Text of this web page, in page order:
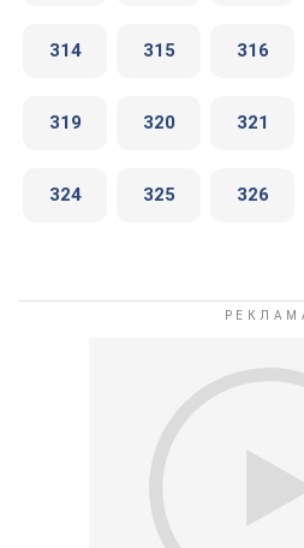
314 315 316
319 320 321
324 325 326